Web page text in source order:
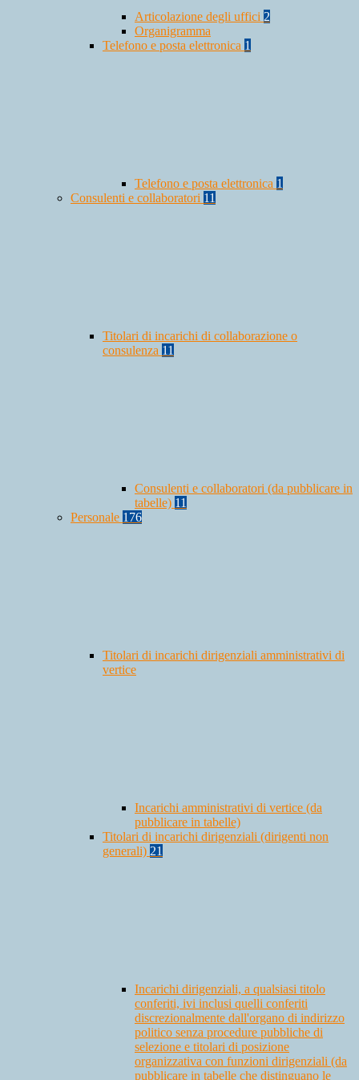
Articolazione degli uffici 2
Organigramma
Telefono e posta elettronica 1
Telefono e posta elettronica 1
Consulenti e collaboratori 11
Titolari di incarichi di collaborazione o
consulenza 11
Consulenti e collaboratori (da pubblicare in
tabelle) 11
Personale 176
Titolari di incarichi dirigenziali amministrativi di
vertice
Incarichi amministrativi di vertice (da
pubblicare in tabelle)
Titolari di incarichi dirigenziali (dirigenti non
generali) 21
Incarichi dirigenziali, a qualsiasi titolo
conferiti, ivi inclusi quelli conferiti
discrezionalmente dall'organo di indirizzo
politico senza procedure pubbliche di
selezione e titolari di posizione
organizzativa con funzioni dirigenziali (da
pubblicare in tabelle che distinguano le